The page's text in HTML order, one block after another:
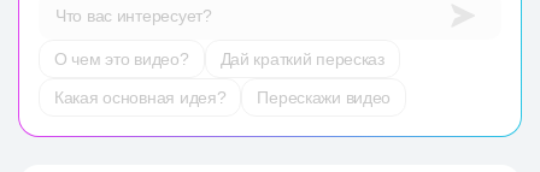
Что вас интересует?
О чем это видео?
Дай краткий пересказ
Какая основная идея?
Перескажи видео